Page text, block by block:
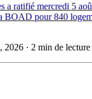
a ratifié mercredi 5
BOAD pour 840
2026 · 2 min de lecture